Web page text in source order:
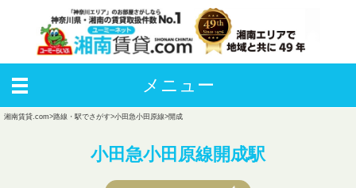
メニュー
湘南賃貸.com>路線・駅でさがす>小田急小田原線>開成
小田急小田原線開成駅